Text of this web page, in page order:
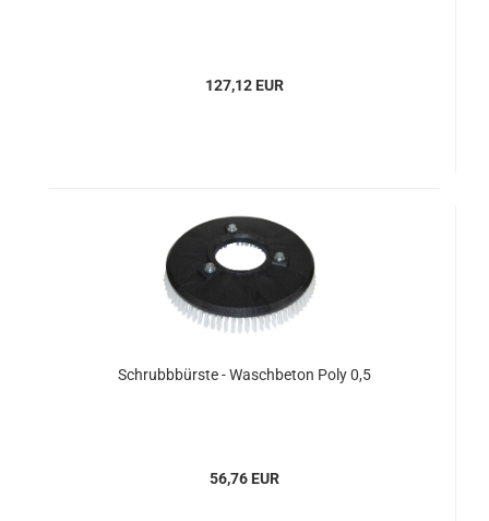
127,12 EUR
Schrubbbürste - Waschbeton Poly 0,5
56,76 EUR